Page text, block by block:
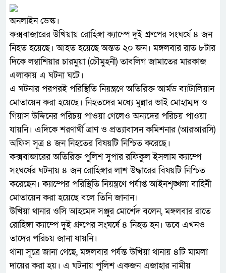
অনলাইন ডেস্ক।
কক্সবাজারের উখিয়ায় রোহিঙ্গা ক্যাম্পে দুই গ্রুপের সংঘর্ষে ৪ জন
নিহত হয়েছে। আহত হয়েছে অন্তত ২০ জন। মঙ্গলবার রাত ৮টার
দিকে লম্বাশিয়ার চারমুয়া (চৌমুহনী) তাবলিগ জামাতের মারকাজ
এলাকায় এ ঘটনা ঘটে।
এ ঘটনার পরপরই পরিস্থিতি নিয়ন্ত্রণে অতিরিক্ত আর্মড ব্যাটালিয়ান
মোতায়েন করা হয়েছে। নিহতদের মধ্যে মুন্নার ভাই মোহাম্মদ ও
গিয়াস উদ্দিনের পরিচয় পাওয়া গেলেও অন্যদের পরিচয় পাওয়া
যায়নি। এদিকে শরণার্থী ত্রাণ ও প্রত্যাবাসন কমিশনার (আরআরসি)
অফিস সূত্র ৪ জন নিহতের বিষয়টি নিশ্চিত করেছে।
কক্সবাজারের অতিরিক্ত পুলিশ সুপার রফিকুল ইসলাম ক্যাম্পে
সংঘর্ষের ঘটনায় ৪ জন রোহিঙ্গার লাশ উদ্ধারের বিষয়টি নিশ্চিত
করেছেন। ক্যাম্পের পরিস্থিতি নিয়ন্ত্রণে পর্যাপ্ত আইনশৃঙ্খলা বাহিনী
মোতায়েন করা হয়েছে বলে তিনি জানান।
উখিয়া থানার ওসি আহমেদ সঞ্জুর মোর্শেদ বলেন, মঙ্গলবার রাতে
রোহিঙ্গা ক্যাম্পে দুই গ্রুপের সংঘর্ষে ৪ নিহত হন। তবে এখনও
তাদের পরিচয় জানা যায়নি।
থানা সূত্রে জানা গেছে, মঙ্গলবার পর্যন্ত উখিয়া থানায় ৪টি মামলা
দায়ের করা হয়। এ ঘটনায় পুলিশ একজন এজাহার নামীয়